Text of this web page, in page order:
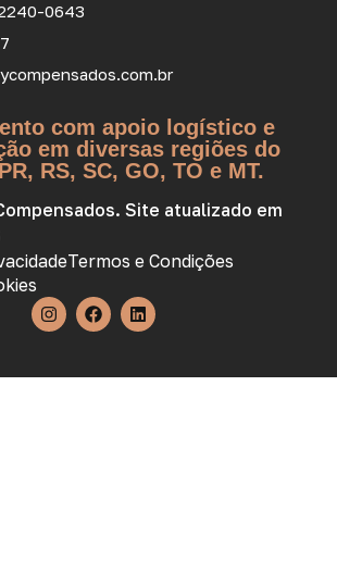
0643
com apoio logístico e
em diversas regiões do
RS, SC, GO, TO e MT.
Site atualizado em
Termos e Condições